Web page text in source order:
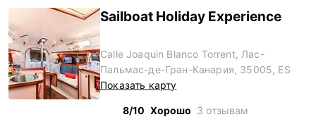
Sailboat Holiday Experience
Calle Joaquin Blanco Torrent, Лас-
Пальмас-де-Гран-Канария, 35005, ES
Показать карту
8/10 Хорошо 3 отзывам